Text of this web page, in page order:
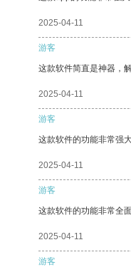
2025-04-11
游客
这款软件简直是神器，
2025-04-11
游客
这款软件的功能非常强
2025-04-11
游客
这款软件的功能非常全
2025-04-11
游客